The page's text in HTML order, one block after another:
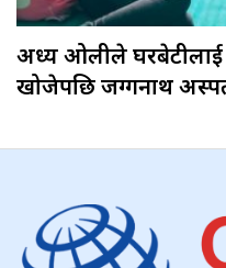
अध्यक्ष ओलीले
खोजेपछि जग्गनाथ